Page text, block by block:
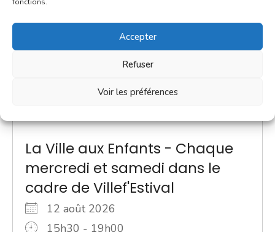
Accepter
Refuser
Voir les préférences
La Ville aux Enfants - Chaque
mercredi et samedi dans le
cadre de Villef'Estival
12 août 2026
15h30 - 19h00